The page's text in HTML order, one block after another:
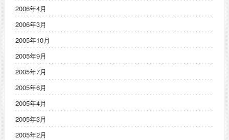
2006年4月
2006年3月
2005年10月
2005年9月
2005年7月
2005年6月
2005年4月
2005年3月
2005年2月